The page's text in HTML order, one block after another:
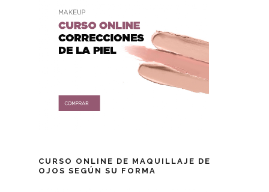
CURSO ONLINE DE MAQUILLAJE DE
OJOS SEGÚN SU FORMA